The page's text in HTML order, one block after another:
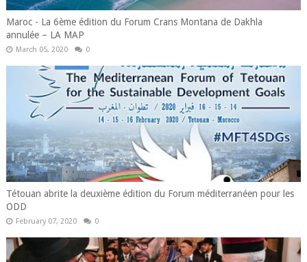
Maroc - La 6ème édition du Forum Crans Montana de Dakhla
annulée – LA MAP
March 05, 2020 0
Tétouan abrite la deuxième édition du Forum méditerranéen pour les
ODD
February 07, 2020 0